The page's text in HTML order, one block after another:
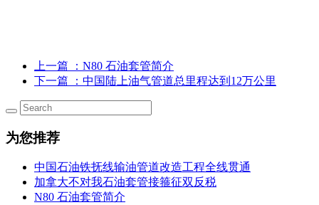
上一篇
：N80 石油套管简介
下一篇
：中国陆上油气管道总里程达到12万公里
为您推荐
中国石油铁抚线输油管道改造工程全线贯通
加拿大不对我石油套管接箍征双反税
N80 石油套管简介